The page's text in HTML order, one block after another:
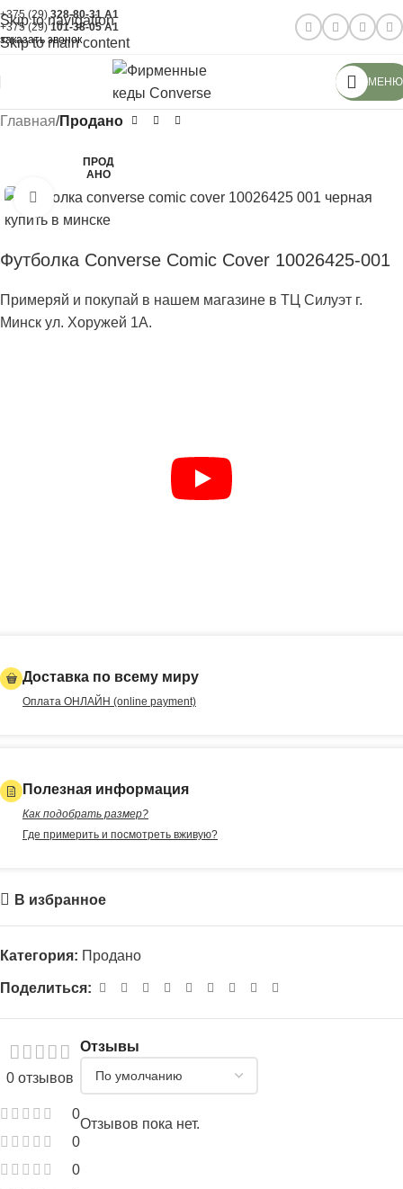
Skip to navigation
Skip to main content
+375 (29)328-80-31A1
+375 (29)101-38-05A1
заказать звонок
МЕНЮ
Главная Продано
ПРОД
АНО
Нажмите, чтобы увеличить
Футболка Converse Comic Cover 10026425-001
Примеряй и покупай в нашем магазине в ТЦ Силуэт г.
Минск ул. Хоружей 1А.
Доставка по всему миру
Оплата ОНЛАЙН (online payment)
Полезная информация
Как подобрать размер?
Где примерить и посмотреть вживую?
В избранное
Категория: Продано
Поделиться:
0 отзывов
0
0
0
Отзывы
Отзывов пока нет.